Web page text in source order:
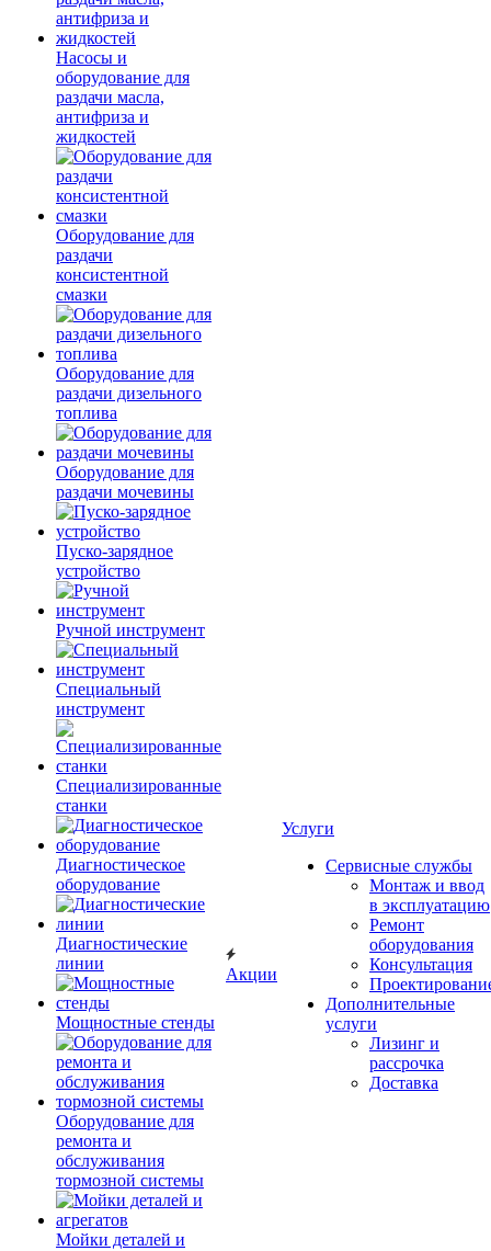
Насосы и
оборудование для
раздачи масла,
антифриза и
жидкостей
Оборудование для
раздачи
консистентной
смазки
Оборудование для
раздачи дизельного
топлива
Оборудование для
раздачи мочевины
Пуско-зарядное
устройство
Ручной инструмент
Специальный
инструмент
Специализированные
станки
Диагностическое
оборудование
Диагностические
линии
Мощностные стенды
Оборудование для
ремонта и
обслуживания
тормозной системы
Мойки деталей и
Акции
Услуги
Сервисные службы
Монтаж и ввод
в эксплуатацию
Ремонт
оборудования
Консультация
Дополнительные
услуги
Лизинг и
рассрочка
Доставка